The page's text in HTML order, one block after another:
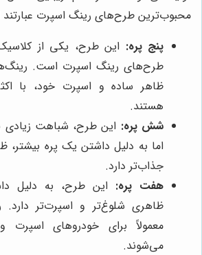
محبوب‌ترین طرح‌های رینگ اسپرت عبارتند
پنج پره: این طرح، یکی از
طرح‌های رینگ اسپرت است.
ظاهر ساده و اسپرت خود، با
هستند.
شش پره: این طرح، شباهت زیادی
اما به دلیل داشتن یک پره
جذاب‌تر دارد.
هفت پره: این طرح، به دلیل
ظاهری شلوغ‌تر و اسپرت‌تر
معمولاً برای خودروهای اسپرت
می‌شوند.